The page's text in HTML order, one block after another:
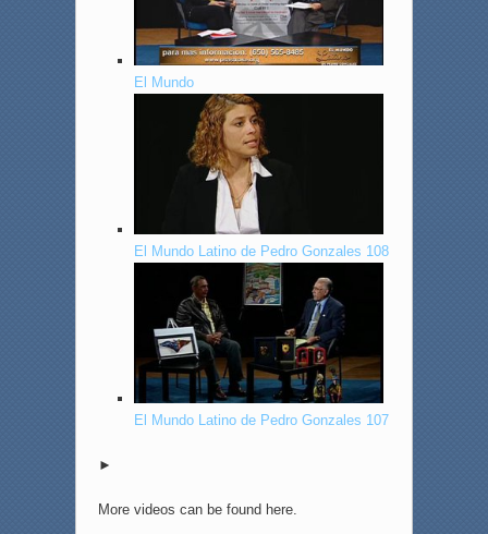
El Mundo
El Mundo Latino de Pedro Gonzales 108
El Mundo Latino de Pedro Gonzales 107
►
More videos can be found here.